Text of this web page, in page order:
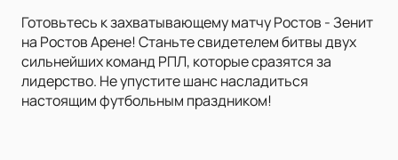
Готовьтесь к захватывающему матчу Ростов - Зенит
на Ростов Арене! Станьте свидетелем битвы двух
сильнейших команд РПЛ, которые сразятся за
лидерство. Не упустите шанс насладиться
настоящим футбольным праздником!